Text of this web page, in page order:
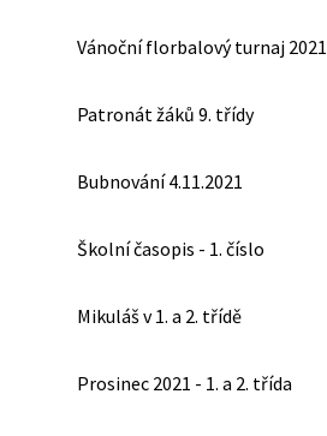
Vánoční florbalový turnaj 2021
Patronát žáků 9. třídy
Bubnování 4.11.2021
Školní časopis - 1. číslo
Mikuláš v 1. a 2. třídě
Prosinec 2021 - 1. a 2. třída